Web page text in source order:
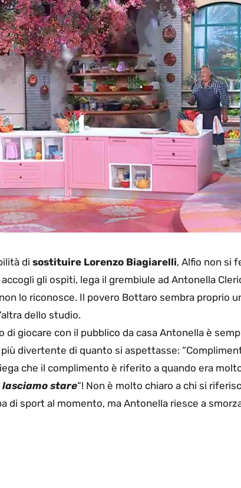
di sostituire Lorenzo Biagiarelli, Alfio non si
gli ospiti, lega il grembiule ad Antonella
lo riconosce. Il povero Bottaro sembra proprio
dello studio.
di giocare con il pubblico da casa Antonella è
divertente di quanto si aspettasse:
che il complimento è riferito a quando era
stare“! Non è molto chiaro a chi si
di sport al momento, ma Antonella riesce a